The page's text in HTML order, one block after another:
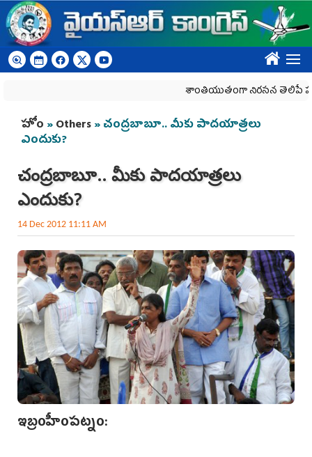
Skip to main content
????
శాంతియుతంగా నిరసన తెలిపే
You are here
హోం »Others» చంద్రబాబూ.. మీకు పాదయాత్రలు
ఎందుకు?
చంద్రబాబూ.. మీకు పాదయాత్రలు
ఎందుకు?
14 Dec 2012 11:11 AM
ఇబ్రంహీంపట్నం: